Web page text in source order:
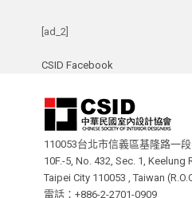
[ad_2]
CSID Facebook
110053台北市信義區基隆路一
10F.-5, No. 432, Sec. 1, Keelung
Taipei City 110053 , Taiwan
電話：+886-2-2701-0909